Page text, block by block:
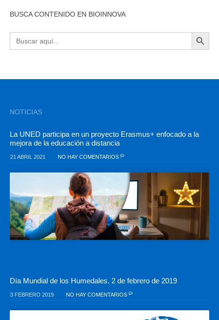
BUSCA CONTENIDO EN BIOINNOVA
Buscar: BOTÓN DE
NOTICIAS
La UNED participa en un proyecto Erasmus+ enfocado a la
mejora de la educación a distancia
21 ABRIL 2021 NO HAY COMENTARIOS
Día Mundial de los Humedales. 2 de febrero de 2019
3 FEBRERO 2019 NO HAY COMENTARIOS